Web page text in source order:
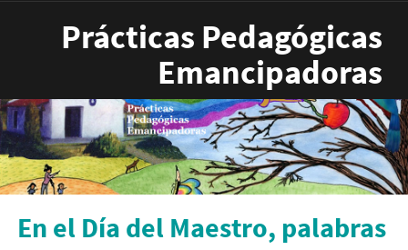
Prácticas Pedagógicas
Emancipadoras
En el Día del Maestro, palabras